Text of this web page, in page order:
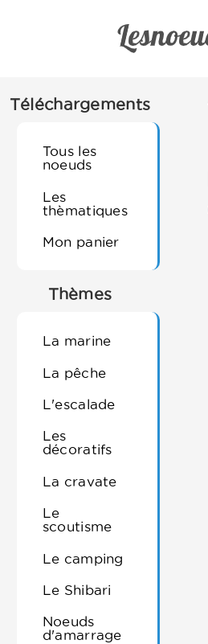
Téléchargements
Tous les
noeuds
Les
thèmatiques
Mon panier
Thèmes
La marine
La pêche
L'escalade
Les
décoratifs
La cravate
Le
scoutisme
Le camping
Le Shibari
Noeuds
d'amarrage